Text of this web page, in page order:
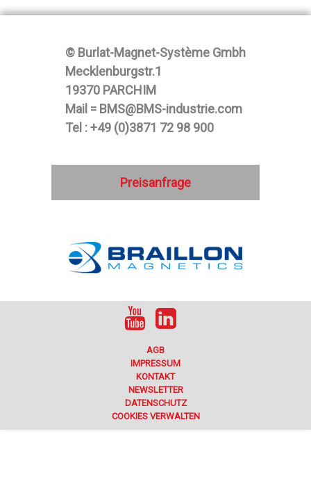
© Burlat-Magnet-Système Gmbh
Mecklenburgstr.1
19370 PARCHIM
Mail = BMS@BMS-industrie.com
Tel : +49 (0)3871 72 98 900
Preisanfrage
AGB
IMPRESSUM
KONTAKT
NEWSLETTER
DATENSCHUTZ
COOKIES VERWALTEN